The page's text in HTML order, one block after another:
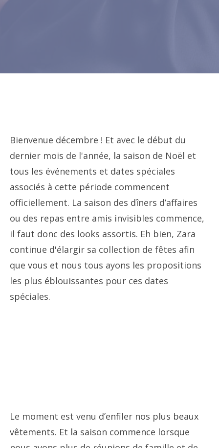
Bienvenue décembre ! Et avec le début du
dernier mois de l'année, la saison de Noël et
tous les événements et dates spéciales
associés à cette période commencent
officiellement. La saison des dîners d’affaires
ou des repas entre amis invisibles commence,
il faut donc des looks assortis. Eh bien, Zara
continue d'élargir sa collection de fêtes afin
que vous et nous tous ayons les propositions
les plus éblouissantes pour ces dates
spéciales.
Le moment est venu d’enfiler nos plus beaux
vêtements. Et la saison commence lorsque